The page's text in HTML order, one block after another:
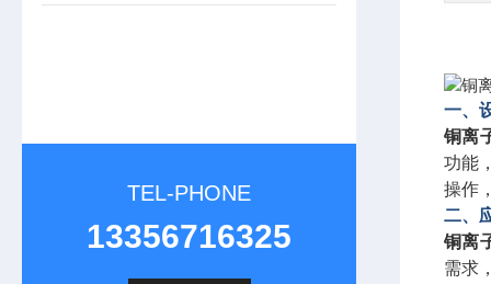
TEL-PHONE
13356716325
一、
铜离
功能
操作
二、
铜离
需求